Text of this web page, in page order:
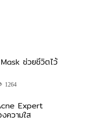
ช่วยชีวิตไว้
1264
Expert
ความใส